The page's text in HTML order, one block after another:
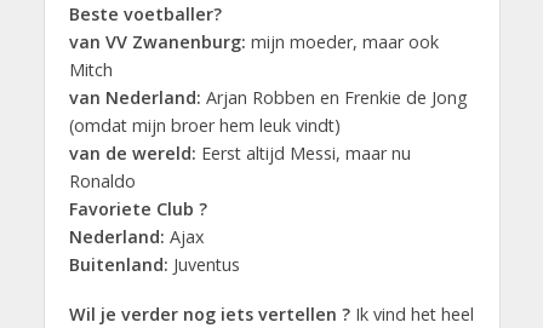
Beste voetballer?
van VV Zwanenburg: mijn moeder, maar ook
Mitch
van Nederland: Arjan Robben en Frenkie de Jong
(omdat mijn broer hem leuk vindt)
van de wereld: Eerst altijd Messi, maar nu
Ronaldo
Favoriete Club ?
Nederland: Ajax
Buitenland: Juventus
Wil je verder nog iets vertellen ?Ik vind het heel